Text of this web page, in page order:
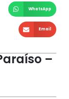
WhatsApp
Email
–